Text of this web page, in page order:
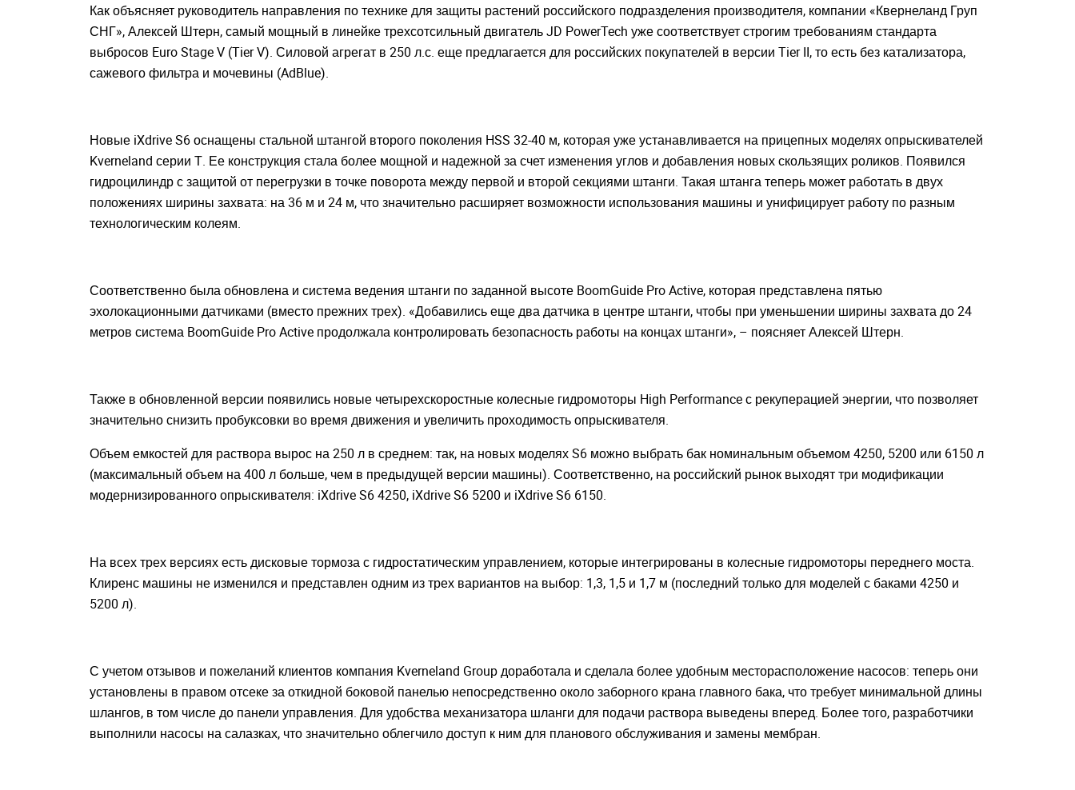
Как объясняет руководитель направления по технике для защиты растений российского подразделения производителя, компании «Квернеланд Груп
СНГ», Алексей Штерн, самый мощный в линейке трехсотсильный двигатель JD PowerTech уже соответствует строгим требованиям стандарта
выбросов Euro Stage V (Tier V). Силовой агрегат в 250 л.с. еще предлагается для российских покупателей в версии Tier II, то есть без катализатора,
сажевого фильтра и мочевины (AdBlue).
Новые iXdrive S6 оснащены стальной штангой второго поколения HSS 32-40 м, которая уже устанавливается на прицепных моделях опрыскивателей
Kverneland серии Т. Ее конструкция стала более мощной и надежной за счет изменения углов и добавления новых скользящих роликов. Появился
гидроцилиндр с защитой от перегрузки в точке поворота между первой и второй секциями штанги. Такая штанга теперь может работать в двух
положениях ширины захвата: на 36 м и 24 м, что значительно расширяет возможности использования машины и унифицирует работу по разным
технологическим колеям.
Соответственно была обновлена и система ведения штанги по заданной высоте BoomGuide Pro Active, которая представлена пятью
эхолокационными датчиками (вместо прежних трех). «Добавились еще два датчика в центре штанги, чтобы при уменьшении ширины захвата до 24
метров система BoomGuide Pro Active продолжала контролировать безопасность работы на концах штанги», – поясняет Алексей Штерн.
Также в обновленной версии появились новые четырехскоростные колесные гидромоторы High Performance с рекуперацией энергии, что позволяет
значительно снизить пробуксовки во время движения и увеличить проходимость опрыскивателя.
Объем емкостей для раствора вырос на 250 л в среднем: так, на новых моделях S6 можно выбрать бак номинальным объемом 4250, 5200 или 6150 л
(максимальный объем на 400 л больше, чем в предыдущей версии машины). Соответственно, на российский рынок выходят три модификации
модернизированного опрыскивателя: iXdrive S6 4250, iXdrive S6 5200 и iXdrive S6 6150.
На всех трех версиях есть дисковые тормоза с гидростатическим управлением, которые интегрированы в колесные гидромоторы переднего моста.
Клиренс машины не изменился и представлен одним из трех вариантов на выбор: 1,3, 1,5 и 1,7 м (последний только для моделей с баками 4250 и
5200 л).
С учетом отзывов и пожеланий клиентов компания Kverneland Group доработала и сделала более удобным месторасположение насосов: теперь они
установлены в правом отсеке за откидной боковой панелью непосредственно около заборного крана главного бака, что требует минимальной длины
шлангов, в том числе до панели управления. Для удобства механизатора шланги для подачи раствора выведены вперед. Более того, разработчики
выполнили насосы на салазках, что значительно облегчило доступ к ним для планового обслуживания и замены мембран.
Закрыть окно